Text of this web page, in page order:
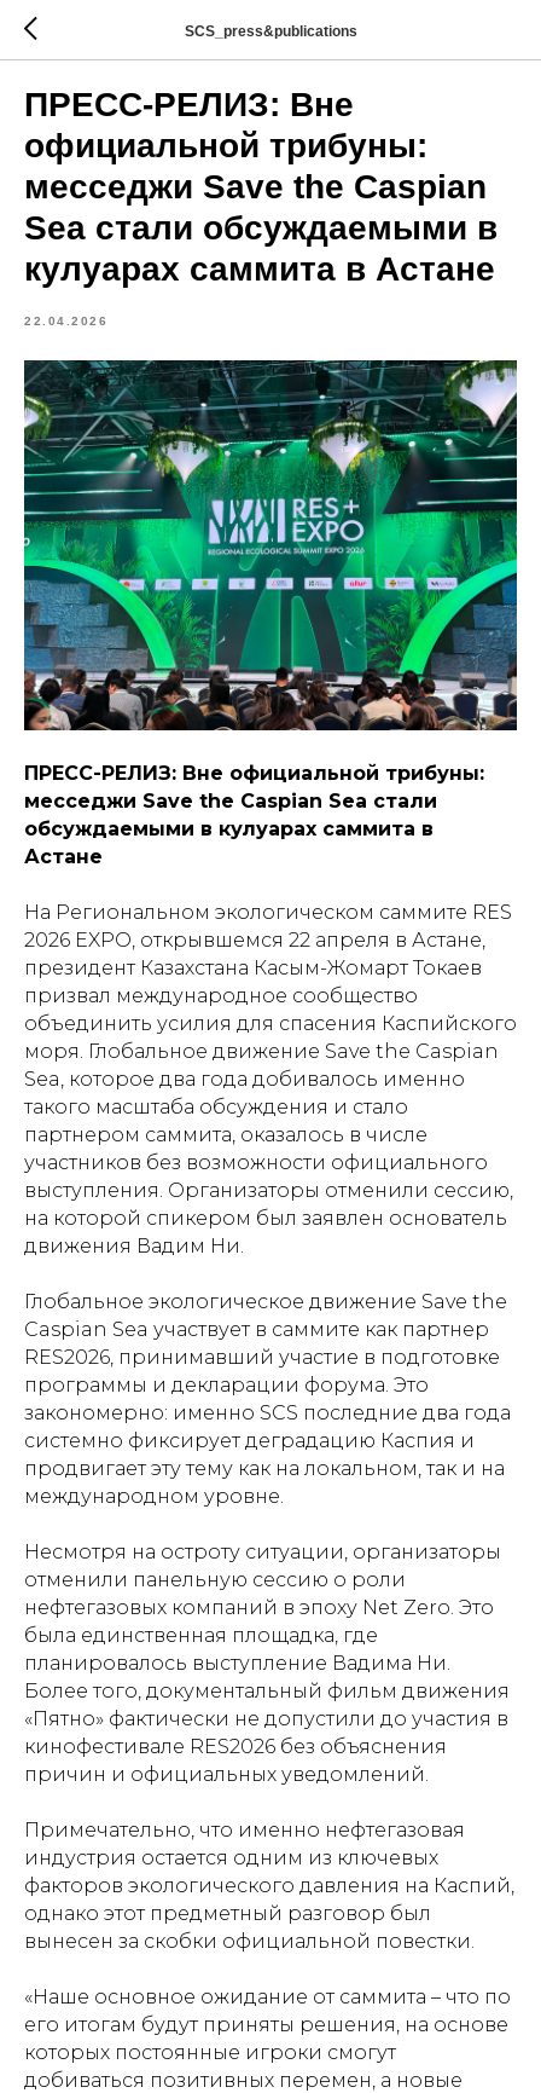
SCS_press&publications
ПРЕСС-РЕЛИЗ: Вне
официальной трибуны:
месседжи Save the Caspian
Sea стали обсуждаемыми в
кулуарах саммита в Астане
22.04.2026
ПРЕСС-РЕЛИЗ: Вне официальной трибуны:
месседжи Save the Caspian Sea стали
обсуждаемыми в кулуарах саммита в
Астане
На Региональном экологическом саммите RES
2026 EXPO, открывшемся 22 апреля в Астане,
президент Казахстана Касым-Жомарт Токаев
призвал международное сообщество
объединить усилия для спасения Каспийского
моря. Глобальное движение Save the Caspian
Sea, которое два года добивалось именно
такого масштаба обсуждения и стало
партнером саммита, оказалось в числе
участников без возможности официального
выступления. Организаторы отменили сессию,
на которой спикером был заявлен основатель
движения Вадим Ни.
Глобальное экологическое движение Save the
Caspian Sea участвует в саммите как партнер
RES2026, принимавший участие в подготовке
программы и декларации форума. Это
закономерно: именно SCS последние два года
системно фиксирует деградацию Каспия и
продвигает эту тему как на локальном, так и на
международном уровне.
Несмотря на остроту ситуации, организаторы
отменили панельную сессию о роли
нефтегазовых компаний в эпоху Net Zero. Это
была единственная площадка, где
планировалось выступление Вадима Ни.
Более того, документальный фильм движения
«Пятно» фактически не допустили до участия в
кинофестивале RES2026 без объяснения
причин и официальных уведомлений.
Примечательно, что именно нефтегазовая
индустрия остается одним из ключевых
факторов экологического давления на Каспий,
однако этот предметный разговор был
вынесен за скобки официальной повестки.
«Наше основное ожидание от саммита – что по
его итогам будут приняты решения, на основе
которых постоянные игроки смогут
добиваться позитивных перемен, а новые